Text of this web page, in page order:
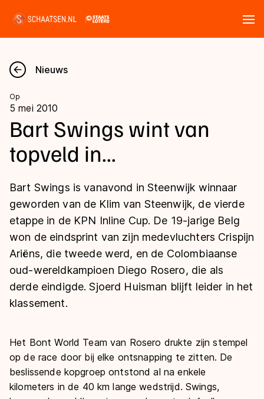
Nieuws
Kalender
Disciplines
Langebaan
Shorttrack
Inlineskaten
Kunstschaatsen
Schoonrijden
Natuurijs
Uitslagen
Langebaan
Shorttrack
Marathon
Inlineskaten
Kunstschaatsen
Tijden & historie
Ranglijsten Langebaan
Persoonlijke records & tijden
Historie & statistiek
De weg op
Inschrijven wedstrijden
Deze zomer de weg op
Waar kan ik schaatsen en skaten?
Schaatsfans
Evenementen
Tickets
Livestreams
Olympische Spelen
Olympische Spelen
Medaille overzicht
Nieuws
Op
5 mei 2010
Bart Swings wint van
topveld in...
Bart Swings is vanavond in Steenwijk winnaar
geworden van de Klim van Steenwijk, de vierde
etappe in de KPN Inline Cup. De 19-jarige Belg
won de eindsprint van zijn medevluchters Crispijn
Ariëns, die tweede werd, en de Colombiaanse
oud-wereldkampioen Diego Rosero, die als
derde eindigde. Sjoerd Huisman blijft leider in het
klassement.
Het Bont World Team van Rosero drukte zijn stempel
op de race door bij elke ontsnapping te zitten. De
beslissende kopgroep ontstond al na enkele
kilometers in de 40 km lange wedstrijd. Swings,